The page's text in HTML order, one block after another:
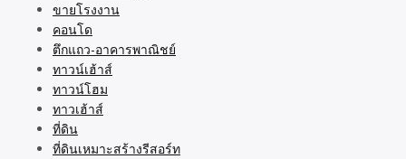
ขายโรงงาน
คอนโด
ตึกแถว-อาคารพาณิชย์
ทาวน์เฮ้าส์
ทาวน์โฮม
ทาวเฮ้าส์
ที่ดิน
ที่ดินเหมาะสร้างรีสอร์ท